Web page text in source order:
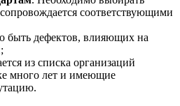
соответствующими
быть дефектов, влияющих на
из списка организаций
много лет и имеющие